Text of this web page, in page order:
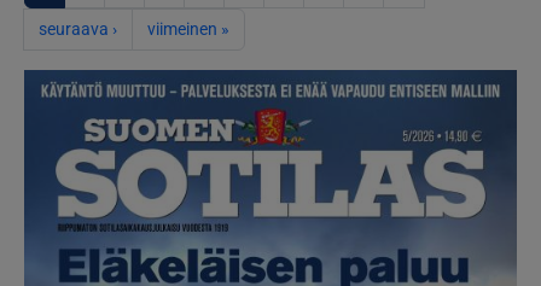
seuraava ›Seuraava sivu
viimeinen »